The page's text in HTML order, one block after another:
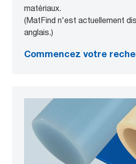
matériaux.
(MatFind n'est actuellement
anglais.)
Commencez votre